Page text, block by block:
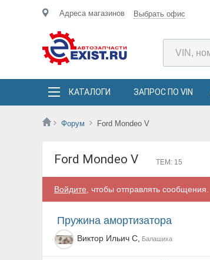
Адреса магазинов Выбрать офис
КАТАЛОГИ ЗАПРОС ПО VIN
Форум Ford Mondeo V
Ford Mondeo V ТЕМ: 15
Войдите , чтобы отправлять сообщения.
Пружина амортизатора
Виктор Ильич C, Балашиха